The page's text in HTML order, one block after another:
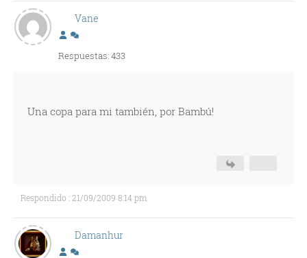
Vane
Respuestas: 433
Una copa para mi también, por Bambú!
Respondido : 21/09/2009 8:14 pm
Damanhur